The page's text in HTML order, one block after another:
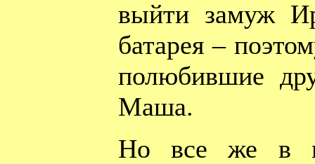
выйти замуж
батарея –
полюбившие
Маша.
Но все же в